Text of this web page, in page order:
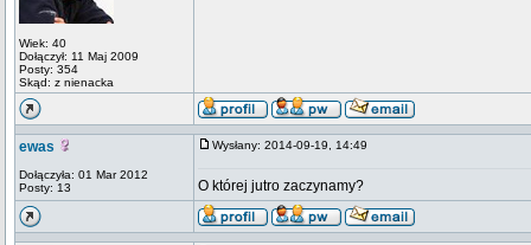
Wiek: 40
Dołączył: 11 Maj 2009
Posty: 354
Skąd: z nienacka
ewas
Dołączyła: 01 Mar 2012
Posty: 13
Wysłany: 2014-09-19, 14:49
O której jutro zaczynamy?